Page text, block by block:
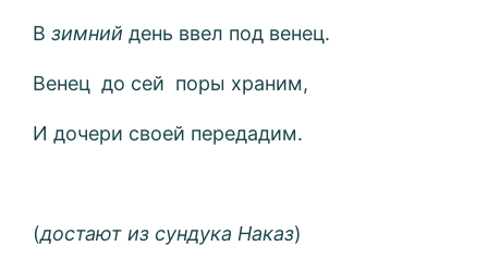
Взимний день ввел под венец.
Венец до сей поры храним,
И дочери своей передадим.
(достают из сундука Наказ)